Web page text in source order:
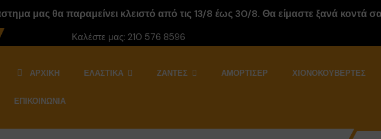
μας θα παραμείνει κλειστό από τις 13/8 έως 30/8. Θα είμαστε ξανά κοντά
Καλέστε μας: 210 576 8596
ΑΡΧΙΚΉ ΕΛΑΣΤΙΚΆ ΖΆΝΤΕΣ ΑΜΟΡΤΙΣΕΡ ΧΙΟΝΟΚΟΥΒΈΡΤΕΣ
ΕΠΙΚΟΙΝΩΝΊΑ